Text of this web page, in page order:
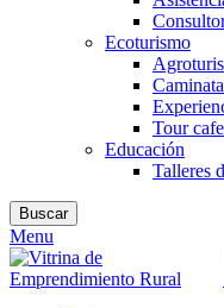
Ecoturismo
Caminata
Tour
Educación
Talleres
Buscar
Menu